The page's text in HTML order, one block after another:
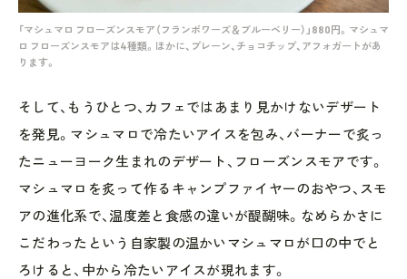
「マシュマロ フローズンスモア（フランボワーズ＆ブルーベリー）」880円。マシュマ
ロ フローズンスモアは4種類。ほかに、プレーン、チョコチップ、アフォガートがあ
ります。
そして、もうひとつ、カフェではあまり見かけないデザート
を発見。マシュマロで冷たいアイスを包み、バーナーで炙っ
たニューヨーク生まれのデザート、フローズンスモアです。
マシュマロを炙って作るキャンプファイヤーのおやつ、スモ
アの進化系で、温度差と食感の違いが醍醐味。なめらかさに
こだわったという自家製の温かいマシュマロが口の中でと
ろけると、中から冷たいアイスが現れます。